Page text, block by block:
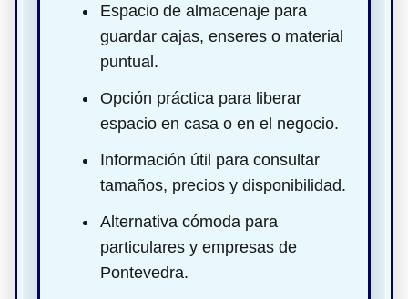
Espacio de almacenaje para
guardar cajas, enseres o material
puntual.
Opción práctica para liberar
espacio en casa o en el negocio.
Información útil para consultar
tamaños, precios y disponibilidad.
Alternativa cómoda para
particulares y empresas de
Pontevedra.